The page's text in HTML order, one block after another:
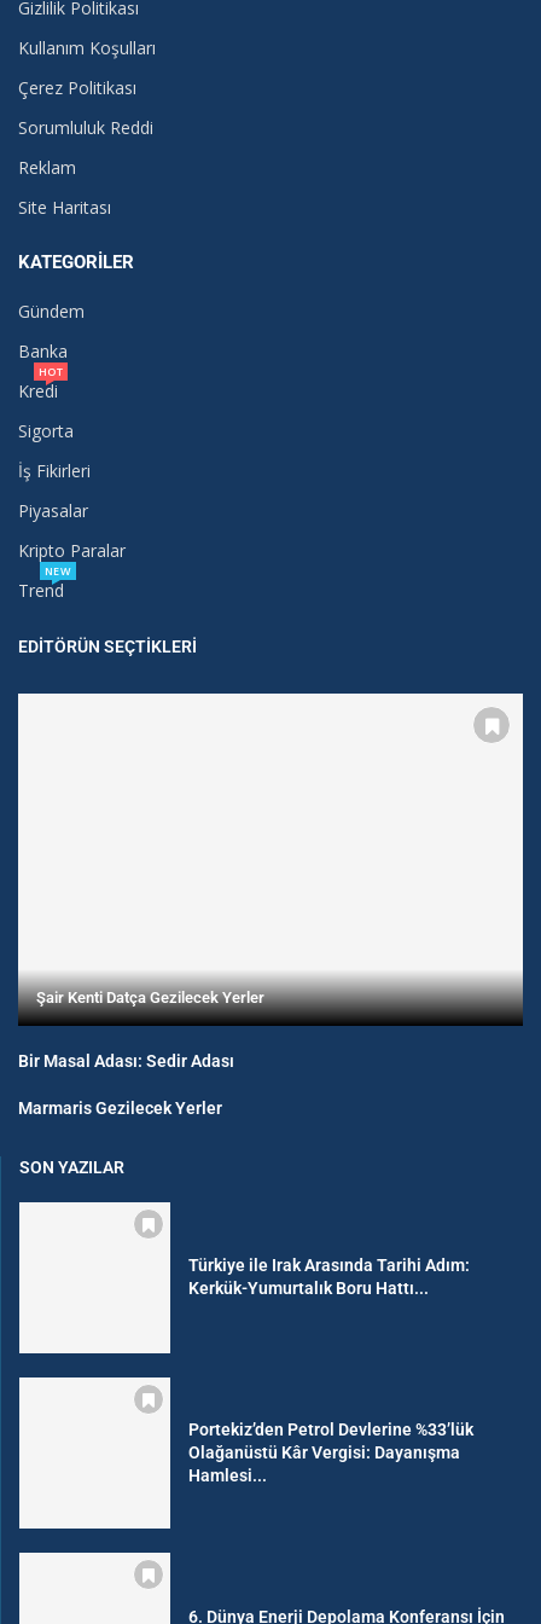
Gizlilik Politikası
Kullanım Koşulları
Çerez Politikası
Sorumluluk Reddi
Reklam
Site Haritası
KATEGORILER
Gündem
Banka
Kredi
HOT
Sigorta
İş Fikirleri
Piyasalar
Kripto Paralar
Trend
NEW
EDITÖRÜN SEÇTIKLERI
Şair Kenti Datça Gezilecek Yerler
Bir Masal Adası: Sedir Adası
Marmaris Gezilecek Yerler
SON YAZILAR
Türkiye ile Irak Arasında Tarihi Adım:
Kerkük-Yumurtalık Boru Hattı...
Portekiz’den Petrol Devlerine %33’lük
Olağanüstü Kâr Vergisi: Dayanışma
Hamlesi...
6. Dünya Enerji Depolama Konferansı İçin